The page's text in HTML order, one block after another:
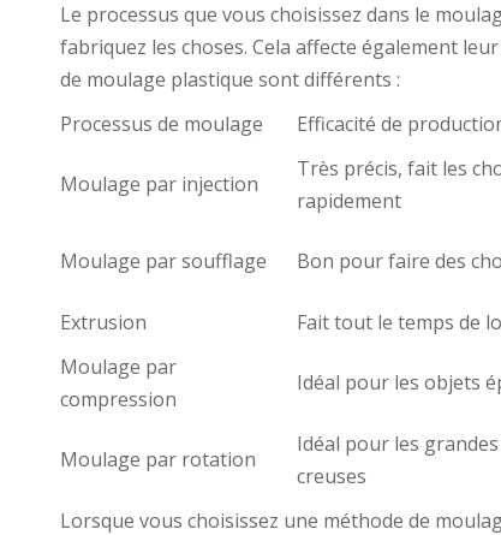
Le processus que vous choisissez dans le
fabriquez les choses. Cela affecte également
de moulage plastique sont différents :
Processus de moulage
Efficacité de
Moulage par injection
Très précis, fait les
rapidement
Moulage par soufflage Bon pour faire des
Extrusion
Fait tout le temps de
Moulage par
compression
Idéal pour les objets
Moulage par rotation
Idéal pour les
creuses
Lorsque vous choisissez une méthode de